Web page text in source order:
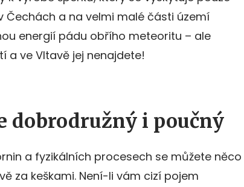
Čechách a na velmi malé části území
energií pádu obřího meteoritu – ale
a ve Vltavě jej nenajdete!
dobrodružný i poučný
a fyzikálních procesech se můžete něco
za keškami. Není-li vám cizí pojem